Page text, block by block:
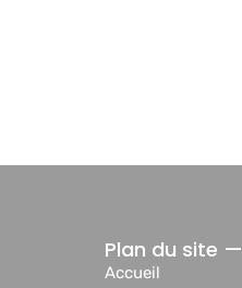
Plan du site —
Accueil